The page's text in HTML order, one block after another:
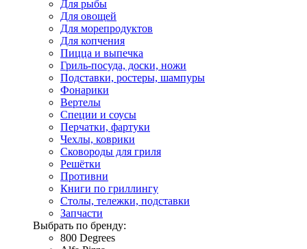
Для рыбы
Для овощей
Для морепродуктов
Для копчения
Пицца и выпечка
Гриль-посуда, доски, ножи
Подставки, ростеры, шампуры
Фонарики
Вертелы
Специи и соусы
Перчатки, фартуки
Чехлы, коврики
Сковороды для гриля
Решётки
Противни
Книги по гриллингу
Столы, тележки, подставки
Запчасти
Выбрать по бренду:
800 Degrees